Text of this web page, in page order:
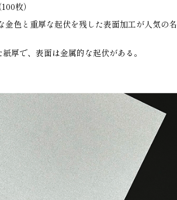
枚）
金色と重厚な起伏を残した表面加工が人気の名
厚で、表面は金属的な起伏がある。